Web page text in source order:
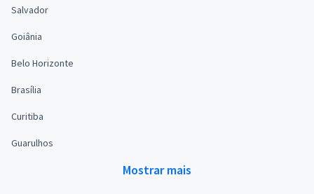
Salvador
Goiânia
Belo Horizonte
Brasília
Curitiba
Guarulhos
Mostrar mais